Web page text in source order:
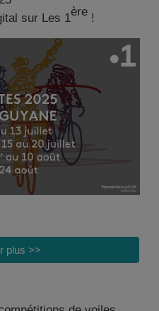
sur Les 1ère !
plus >>